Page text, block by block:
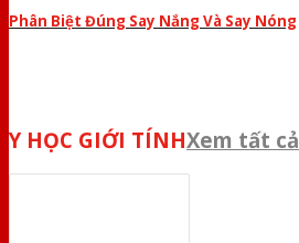
Phân Biệt Đúng Say Nắng Và Say Nóng
Y HỌC GIỚI TÍNHXem tất cả